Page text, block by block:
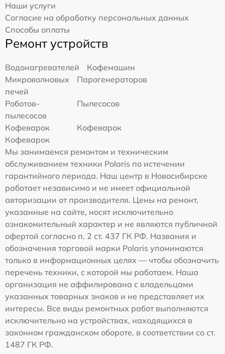
Наши услуги
Согласие на обработку персональных данных
Способы оплаты
Ремонт устройств
Водонагревателей
Кофемашин
Микроволновых
печей
Парогенераторов
Роботов-
пылесосов
Пылесосов
Кофеварок
Кофеварок
Кофеварок
Мы занимаемся ремонтом и техническим
обслуживанием техники Polaris по истечении
гарантийного периода. Наш центр в Новосибирске
работает независимо и не имеет официальной
авторизации от производителя. Цены на ремонт,
указанные на сайте, носят исключительно
ознакомительный характер и не являются публичной
офертой согласно п. 2 ст. 437 ГК РФ. Названия и
обозначения торговой марки Polaris упоминаются
только в информационных целях — чтобы обозначить
перечень техники, с которой мы работаем. Наша
организация не аффилирована с владельцами
указанных товарных знаков и не представляет их
интересы. Все виды ремонтных работ выполняются
исключительно на устройствах, находящихся в
законном гражданском обороте, в соответствии со ст.
1487 ГК РФ.